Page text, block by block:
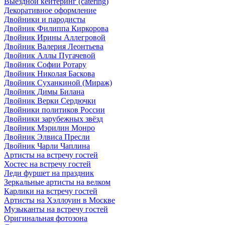
Декоративное оформление
Двойники и пародисты
Двойник Филиппа Киркорова
Двойник Ирины Аллегровой
Двойник Валерия Леонтьева
Двойник Аллы Пугачевой
Двойник Софии Ротару
Двойник Николая Баскова
Двойник Суханкиной (Мираж)
Двойник Димы Билана
Двойник Верки Сердючки
Двойники политиков России
Двойники зарубежных звёзд
Двойник Мэрилин Монро
Двойник Элвиса Пресли
Двойник Чарли Чаплина
Артисты на встречу гостей
Хостес на встречу гостей
Леди фуршет на праздник
Зеркальные артисты на велком
Карлики на встречу гостей
Артисты на Хэллоуин в Москве
Музыканты на встречу гостей
Оригинальная фотозона